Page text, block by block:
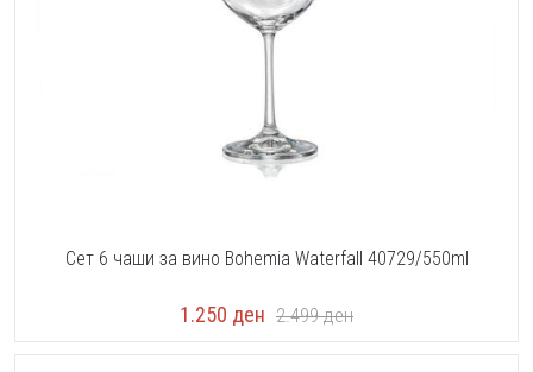
Сет 6 чаши за вино Bohemia Waterfall 40729/550ml
1.250 ден 2.499ден